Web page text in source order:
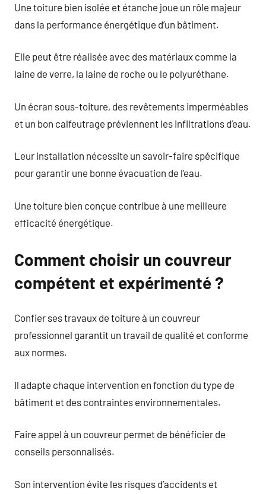
Une toiture bien isolée et étanche joue un rôle majeur
dans la performance énergétique d’un bâtiment.
Elle peut être réalisée avec des matériaux comme la
laine de verre, la laine de roche ou le polyuréthane.
Un écran sous-toiture, des revêtements imperméables
et un bon calfeutrage préviennent les infiltrations d’eau.
Leur installation nécessite un savoir-faire spécifique
pour garantir une bonne évacuation de l’eau.
Une toiture bien conçue contribue à une meilleure
efficacité énergétique.
Comment choisir un couvreur
compétent et expérimenté ?
Confier ses travaux de toiture à un couvreur
professionnel garantit un travail de qualité et conforme
aux normes.
Il adapte chaque intervention en fonction du type de
bâtiment et des contraintes environnementales.
Faire appel à un couvreur permet de bénéficier de
conseils personnalisés.
Son intervention évite les risques d’accidents et